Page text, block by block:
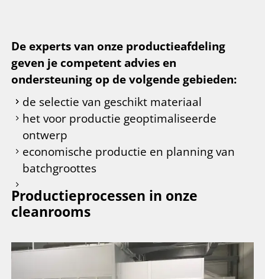
De experts van onze productieafdeling
geven je competent advies en
ondersteuning op de volgende gebieden:
de selectie van geschikt materiaal
het voor productie geoptimaliseerde
ontwerp
economische productie en planning van
batchgroottes
Productieprocessen in onze
cleanrooms